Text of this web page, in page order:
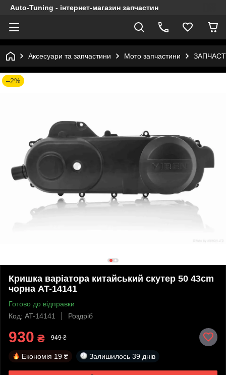
Auto-Tuning - інтернет-магазин запчастин
Аксесуари та запчастини Мото запчастини
–2%
Кришка варіатора китайський скутер 50 43cm
чорна AT-14141
Готово до відправки
Код: AT-14141
Роздріб
930 ₴ 949 ₴
Економія 19 ₴ Залишилось 39 днів